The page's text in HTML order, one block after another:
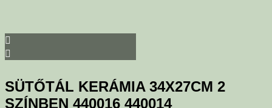
SÜTŐTÁL KERÁMIA 34X27CM 2
SZÍNBEN 440016 440014